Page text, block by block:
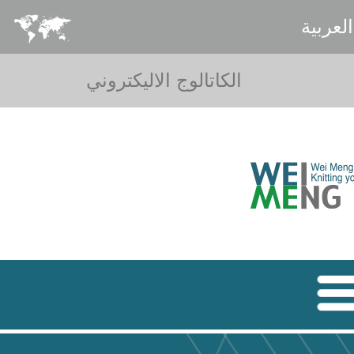
الكاتالوج الاليكتروني